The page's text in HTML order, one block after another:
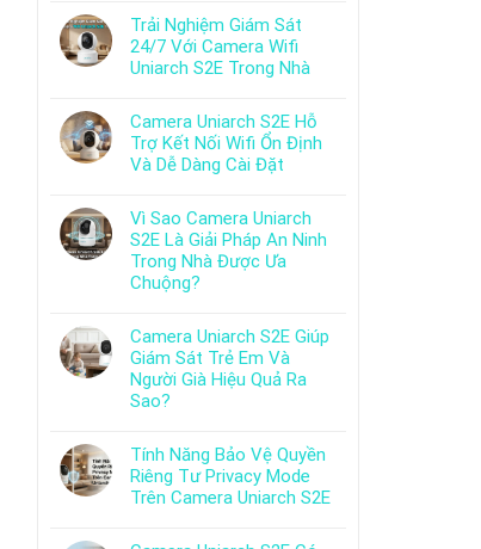
Trải Nghiệm Giám Sát
24/7 Với Camera Wifi
Uniarch S2E Trong Nhà
Camera Uniarch S2E Hỗ
Trợ Kết Nối Wifi Ổn Định
Và Dễ Dàng Cài Đặt
Vì Sao Camera Uniarch
S2E Là Giải Pháp An Ninh
Trong Nhà Được Ưa
Chuộng?
Camera Uniarch S2E Giúp
Giám Sát Trẻ Em Và
Người Già Hiệu Quả Ra
Sao?
Tính Năng Bảo Vệ Quyền
Riêng Tư Privacy Mode
Trên Camera Uniarch S2E